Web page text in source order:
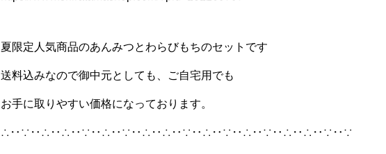
夏限定人気商品のあんみつとわらびもちのセットです
送料込みなので御中元としても、ご自宅用でも
お手に取りやすい価格になっております。
∴‥∵‥∴‥∴‥∵‥∴‥∵‥∴‥∴‥∵‥∴‥∵‥∴‥∵‥∴‥∴‥∵‥∵